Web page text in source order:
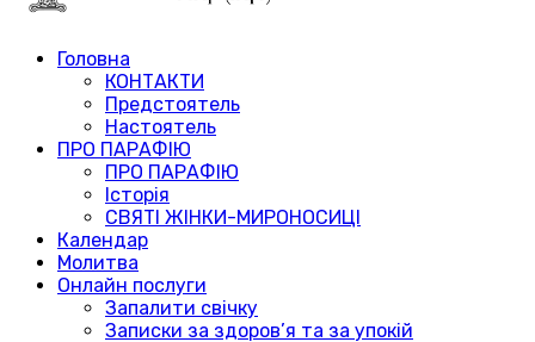
Головна
КОНТАКТИ
Предстоятель
Настоятель
ПРО ПАРАФІЮ
ПРО ПАРАФІЮ
Історія
СВЯТІ ЖІНКИ-МИРОНОСИЦІ
Календар
Молитва
Онлайн послуги
Запалити свічку
Записки за здоров’я та за упокій